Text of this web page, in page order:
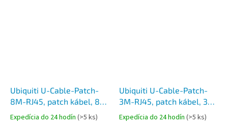
Ubiquiti U-Cable-Patch-
8M-RJ45, patch kábel, 8m,
Cat6, biely
Expedícia do 24 hodín (>5 ks)
Ubiquiti U-Cable-Patch-
3M-RJ45, patch kábel, 3m,
Cat6, biely
Expedícia do 24 hodín (>5 ks)